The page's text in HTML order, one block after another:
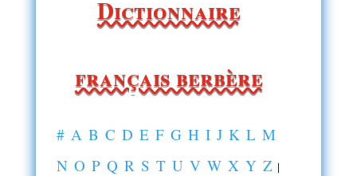
Dictionnaire
français berbère
# A B C D E F G H I J K L M
N O P Q R S T U V W X Y Z |